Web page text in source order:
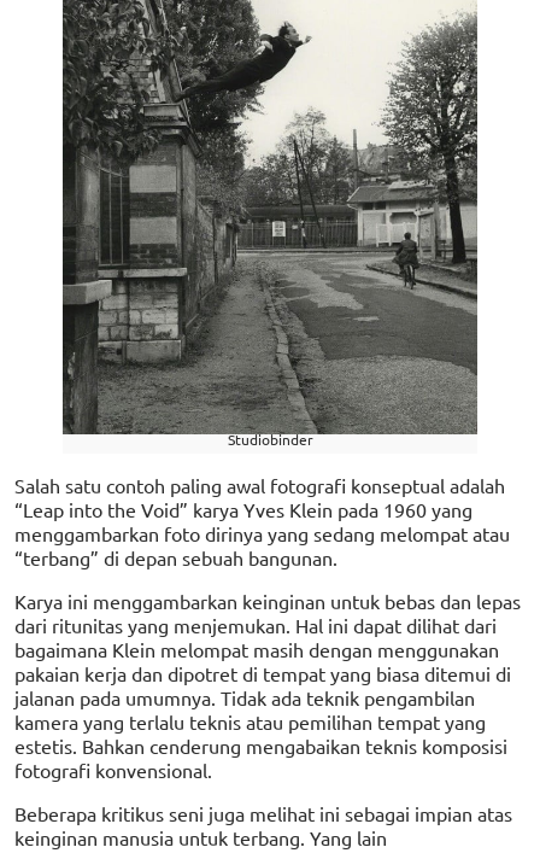
Studiobinder
Salah satu contoh paling awal fotografi konseptual adalah
“Leap into the Void” karya Yves Klein pada 1960 yang
menggambarkan foto dirinya yang sedang melompat atau
“terbang” di depan sebuah bangunan.
Karya ini menggambarkan keinginan untuk bebas dan lepas
dari ritunitas yang menjemukan. Hal ini dapat dilihat dari
bagaimana Klein melompat masih dengan menggunakan
pakaian kerja dan dipotret di tempat yang biasa ditemui di
jalanan pada umumnya. Tidak ada teknik pengambilan
kamera yang terlalu teknis atau pemilihan tempat yang
estetis. Bahkan cenderung mengabaikan teknis komposisi
fotografi konvensional.
Beberapa kritikus seni juga melihat ini sebagai impian atas
keinginan manusia untuk terbang. Yang lain